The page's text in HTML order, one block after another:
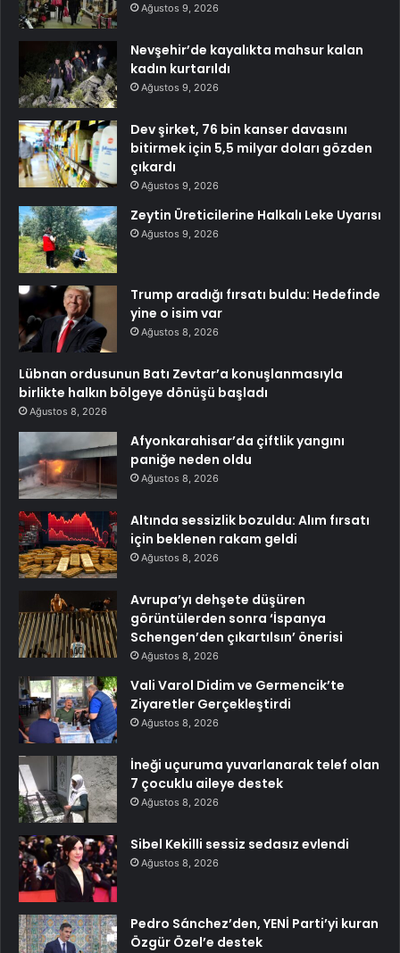
Ağustos 9, 2026
Nevşehir’de kayalıkta mahsur kalan
kadın kurtarıldı
Ağustos 9, 2026
Dev şirket, 76 bin kanser davasını
bitirmek için 5,5 milyar doları gözden
çıkardı
Ağustos 9, 2026
Zeytin Üreticilerine Halkalı Leke Uyarısı
Ağustos 9, 2026
Trump aradığı fırsatı buldu: Hedefinde
yine o isim var
Ağustos 8, 2026
Lübnan ordusunun Batı Zevtar’a konuşlanmasıyla
birlikte halkın bölgeye dönüşü başladı
Ağustos 8, 2026
Afyonkarahisar’da çiftlik yangını
paniğe neden oldu
Ağustos 8, 2026
Altında sessizlik bozuldu: Alım fırsatı
için beklenen rakam geldi
Ağustos 8, 2026
Avrupa’yı dehşete düşüren
görüntülerden sonra ‘İspanya
Schengen’den çıkartılsın’ önerisi
Ağustos 8, 2026
Vali Varol Didim ve Germencik’te
Ziyaretler Gerçekleştirdi
Ağustos 8, 2026
İneği uçuruma yuvarlanarak telef olan
7 çocuklu aileye destek
Ağustos 8, 2026
Sibel Kekilli sessiz sedasız evlendi
Ağustos 8, 2026
Pedro Sánchez’den, YENİ Parti’yi kuran
Özgür Özel’e destek